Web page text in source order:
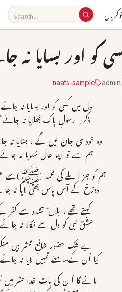
نوکریاں
کو اور بسایا نہ
admin
naats-sample
دل میں کسی کو اور بسایا نہ جائے
ذکر ِ رسولِ پاک بُھلایا نہ جائے
وہ خود ہی جان لیں گے ، جتایا نہ
ہم سے تو اپنا حال سُنایا نہ جائے
ہم کو جز ا ملے گی محمد (ﷺ)سے
دوزخ کے آس پاس بھی لایا نہ
کہتے تھے ، بلال ؓ تشدد سے کفر
عشق نبی کو دل سے نکالا نہ جائے
بے شک حضور شافعِ محشر ہیں
کیا اُن کےسامنے تمہیں لایا نہ
مانے گا اُ ن کی بات خدا حشر میں